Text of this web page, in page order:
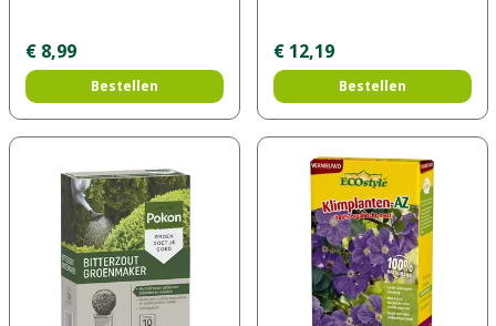
€ 8,99
Bestellen
€ 12,19
Bestellen